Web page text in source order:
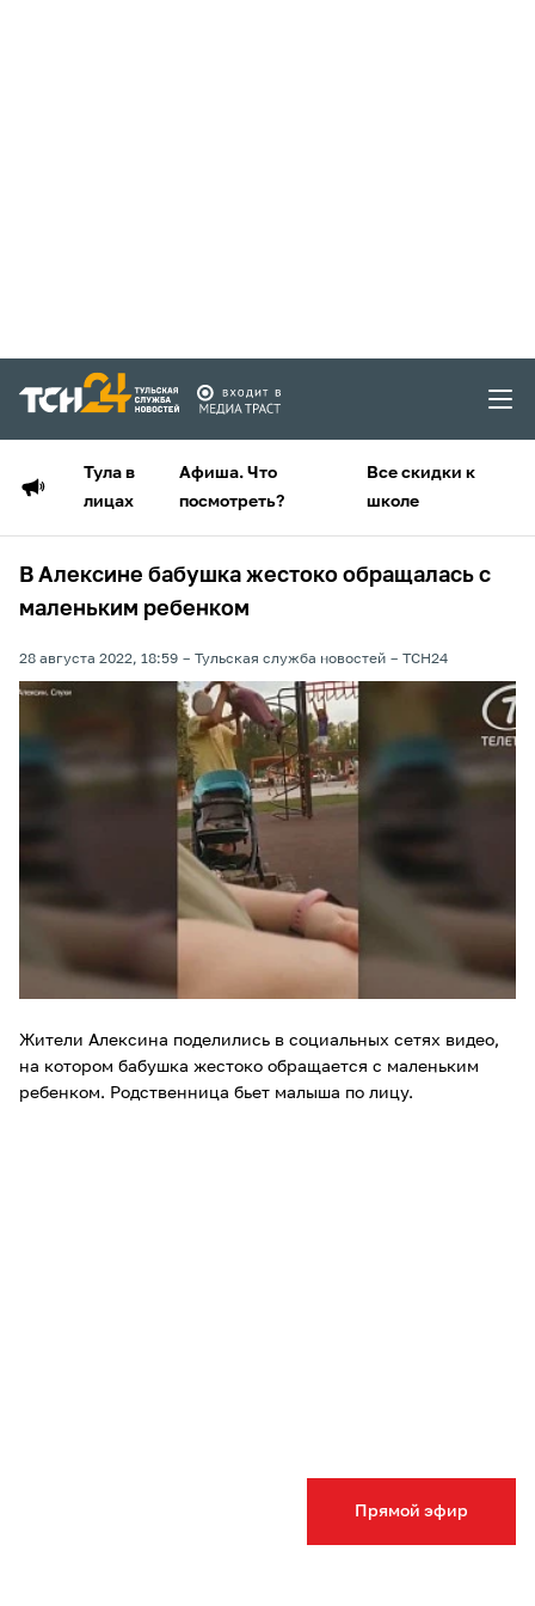
Тула в
лицах
Афиша. Что
посмотреть?
Все скидки к
школе
Прямой эфир
В Алексине бабушка жестоко обращалась с
маленьким ребенком
28 августа 2022, 18:59 Тульская служба новостей ТСН24
Жители Алексина поделились в социальных сетях видео,
на котором бабушка жестоко обращается с маленьким
ребенком. Родственница бьет малыша по лицу.